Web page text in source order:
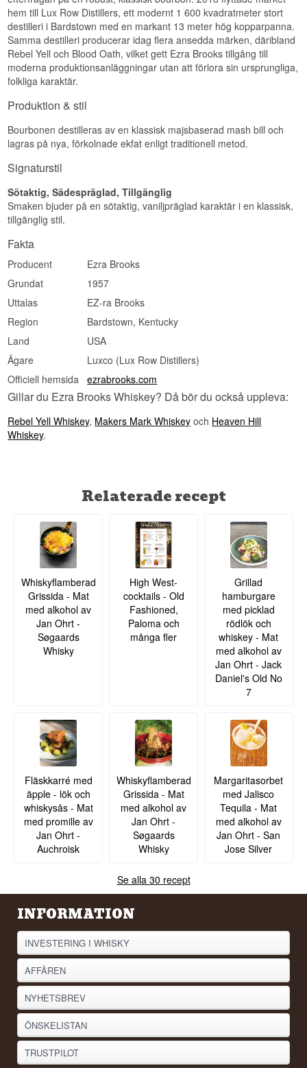
Namn: Ezra Brooks 99 Proof Kentucky Straight
Bourbon Whiskey
Destilleri:Lux Row Distillers
Region/Land: Bardstown, Kentucky, USA
Typ: Kentucky Straight Bourbon Whiskey
ABV: 49,5 %
Kraftfull · Kryddig · Karamell · Varm
Se hela vårt sortiment avEzra Brooks
hem till Lux Row Distillers, ett modernt 1 600 kvadratmeter stort
destilleri i Bardstown med en markant 13 meter hög kopparpanna.
Samma destilleri producerar idag flera ansedda märken, däribland
Rebel Yell och Blood Oath, vilket gett Ezra Brooks tillgång till
moderna produktionsanläggningar utan att förlora sin ursprungliga,
folkliga karaktär.
Produktion & stil
Bourbonen destilleras av en klassisk majsbaserad mash bill och
lagras på nya, förkolnade ekfat enligt traditionell metod.
Signaturstil
Sötaktig, Sädespräglad, Tillgänglig
Smaken bjuder på en sötaktig, vaniljpräglad karaktär i en klassisk,
tillgänglig stil.
Fakta
Producent
Ezra Brooks
Grundat
1957
Uttalas
EZ-ra Brooks
Region
Bardstown, Kentucky
Land
USA
Ägare
Luxco (Lux Row Distillers)
Officiell hemsida
ezrabrooks.com
Gillar du Ezra Brooks Whiskey? Då bör du också uppleva:
Rebel Yell Whiskey, Makers Mark Whiskey och Heaven Hill
Whiskey.
Relaterade recept
Whiskyflamberad
Grissida - Mat
med alkohol av
Jan Ohrt -
Søgaards
Whisky
High West-
cocktails - Old
Fashioned,
Paloma och
många fler
Grillad
hamburgare
med picklad
rödlök och
whiskey - Mat
med alkohol av
Jan Ohrt - Jack
Daniel's Old No
7
Fläskkarré med
äpple - lök och
whiskysås - Mat
med promille av
Jan Ohrt -
Auchroisk
Whiskyflamberad
Grissida - Mat
med alkohol av
Jan Ohrt -
Søgaards
Whisky
Margaritasorbet
med Jalisco
Tequila - Mat
med alkohol av
Jan Ohrt - San
Jose Silver
Se alla 30 recept
INFORMATION
INVESTERING I WHISKY
AFFÄREN
NYHETSBREV
ÖNSKELISTAN
TRUSTPILOT